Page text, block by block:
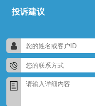
投诉建议